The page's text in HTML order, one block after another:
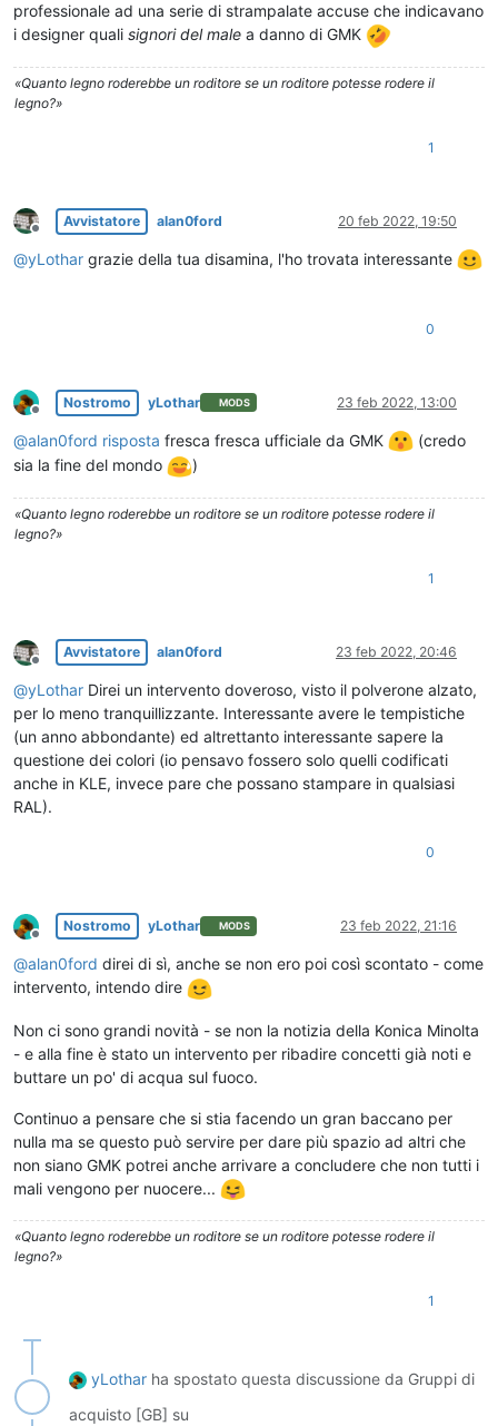
professionale ad una serie di strampalate accuse che indicavano
i designer quali signori del male a danno di GMK
«Quanto legno roderebbe un roditore se un roditore potesse rodere il
legno?»
1
Non in linea
Avvistatore alan0ford 20 feb 2022, 19:50
@yLothar grazie della tua disamina, l'ho trovata interessante
0
Non in linea
Nostromo yLothar MODS 23 feb 2022, 13:00
@alan0ford risposta fresca fresca ufficiale da GMK
(credo
sia la fine del mondo
)
«Quanto legno roderebbe un roditore se un roditore potesse rodere il
legno?»
1
Non in linea
Avvistatore alan0ford 23 feb 2022, 20:46
@yLothar Direi un intervento doveroso, visto il polverone alzato,
per lo meno tranquillizzante. Interessante avere le tempistiche
(un anno abbondante) ed altrettanto interessante sapere la
questione dei colori (io pensavo fossero solo quelli codificati
anche in KLE, invece pare che possano stampare in qualsiasi
RAL).
0
Non in linea
Nostromo yLothar MODS 23 feb 2022, 21:16
@alan0ford direi di sì, anche se non ero poi così scontato - come
intervento, intendo dire
Non ci sono grandi novità - se non la notizia della Konica Minolta
- e alla fine è stato un intervento per ribadire concetti già noti e
buttare un po' di acqua sul fuoco.
Continuo a pensare che si stia facendo un gran baccano per
nulla ma se questo può servire per dare più spazio ad altri che
non siano GMK potrei anche arrivare a concludere che non tutti i
mali vengono per nuocere...
«Quanto legno roderebbe un roditore se un roditore potesse rodere il
legno?»
1
yLothar ha spostato questa discussione da Gruppi di
acquisto [GB] su